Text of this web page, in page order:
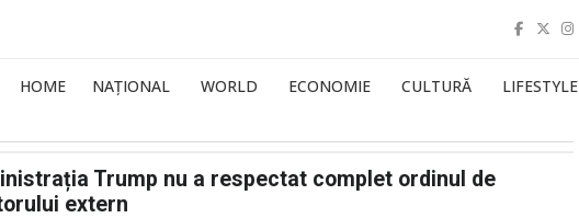
HOME NAȚIONAL WORLD ECONOMIE CULTURĂ LIFESTYLE
Trump nu a respectat complet ordinul de
extern